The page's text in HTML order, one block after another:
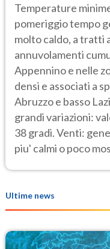
Temperature
pomeriggio tempo
molto caldo, a tratti
annuvolamenti
Appennino e nelle
densi e associati a
Abruzzo e basso
grandi variazioni:
38 gradi. Venti:
piu' calmi o poco
Ultime news